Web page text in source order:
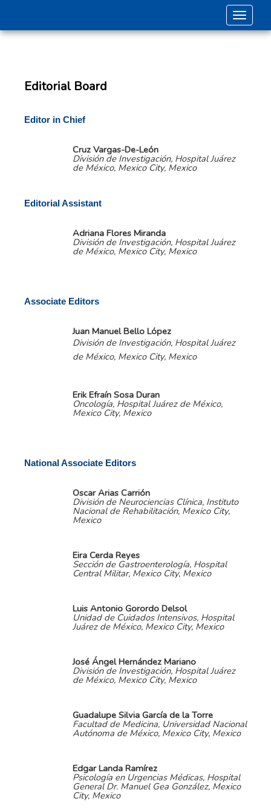
Toggle
Editorial Board
Editor in Chief
Cruz Vargas-De-León
División de Investigación, Hospital Juárez
de México, Mexico City, Mexico
Editorial Assistant
Adriana Flores Miranda
División de Investigación, Hospital Juárez
de México, Mexico City, Mexico
Associate Editors
Juan Manuel Bello López
División de Investigación, Hospital Juárez
de México, Mexico City, Mexico
Erik Efraín Sosa Duran
Oncología, Hospital Juárez de México,
Mexico City, Mexico
National Associate Editors
Oscar Arias Carrión
División de Neurociencias Clínica, Instituto
Nacional de Rehabilitación, Mexico City,
Mexico
Eira Cerda Reyes
Sección de Gastroenterología, Hospital
Central Militar, Mexico City, Mexico
Luis Antonio Gorordo Delsol
Unidad de Cuidados Intensivos, Hospital
Juárez de México, Mexico City, Mexico
José Ángel Hernández Mariano
División de Investigación, Hospital Juárez
de México, Mexico City, Mexico
Guadalupe Silvia García de la Torre
Facultad de Medicina, Universidad Nacional
Autónoma de México, Mexico City, Mexico
Edgar Landa Ramírez
Psicología en Urgencias Médicas, Hospital
General Dr. Manuel Gea González, Mexico
City, Mexico